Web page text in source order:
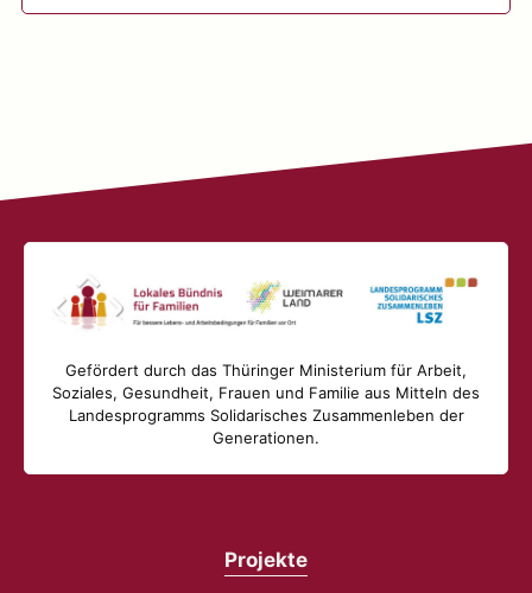
Gefördert durch das Thüringer Ministerium für Arbeit,
Soziales, Gesundheit, Frauen und Familie aus Mitteln des
Landesprogramms Solidarisches Zusammenleben der
Generationen.
Projekte